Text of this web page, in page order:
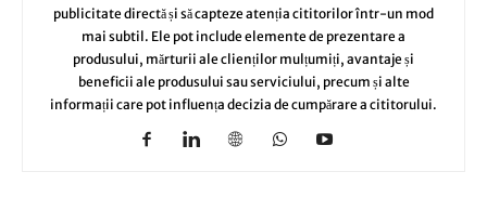
publicitate directă și să capteze atenția cititorilor într-un mod
mai subtil. Ele pot include elemente de prezentare a
produsului, mărturii ale clienților mulțumiți, avantaje și
beneficii ale produsului sau serviciului, precum și alte
informații care pot influența decizia de cumpărare a cititorului.